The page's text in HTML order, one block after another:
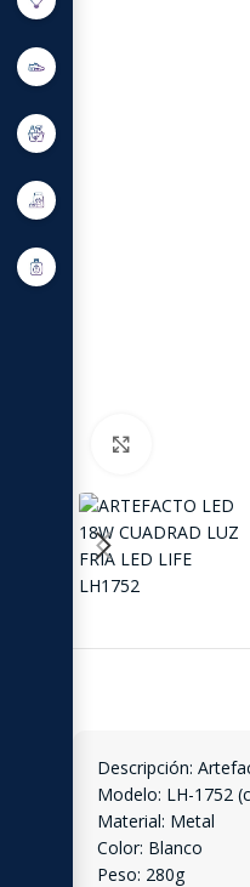
Descripción:
Modelo: LH-1752
Material: Metal
Color: Blanco
Peso: 280g